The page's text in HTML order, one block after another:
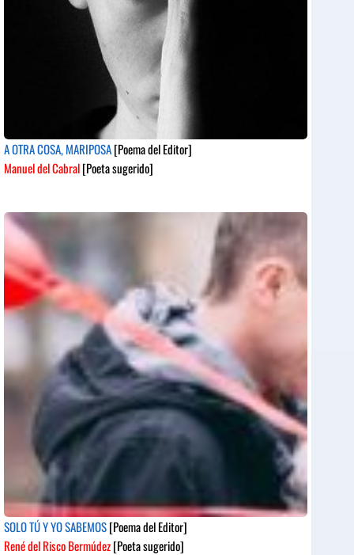
A OTRA COSA, MARIPOSA[Poema del Editor]
Manuel del Cabral[Poeta sugerido]
SOLO TÚ Y YO SABEMOS[Poema del Editor]
René del Risco Bermúdez[Poeta sugerido]